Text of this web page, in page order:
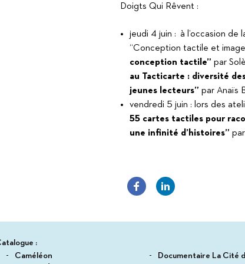
Doigts Qui Rêvent :
jeudi 4 juin : à l’occasion de
“Conception tactile et
conception tactile” par
au Tacticarte : diversité
jeunes lecteurs” par Anaïs
vendredi 5 juin : lors des
55 cartes tactiles pour
une infinité d’histoires”
:
Caméléon
Documentaire La Cité